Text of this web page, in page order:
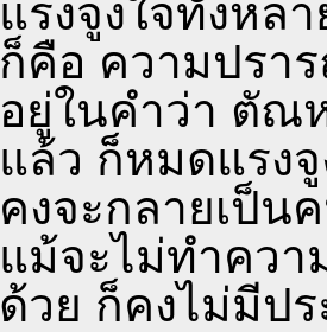
แรงจูงใจทั้งหลา
ก็คือ ความปรา
อยู่ในคำว่า ตัณ
แล้ว ก็หมดแรงจู
คงจะกลายเป็น
แม้จะไม่ทำควา
ด้วย ก็คงไม่มีป